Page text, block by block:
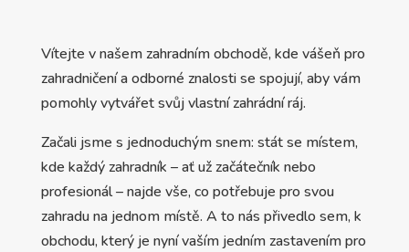
Vítejte v našem zahradním obchodě, kde vášeň pro
zahradničení a odborné znalosti se spojují, aby vám
pomohly vytvářet svůj vlastní zahrádní ráj.
Začali jsme s jednoduchým snem: stát se místem,
kde každý zahradník – ať už začátečník nebo
profesionál – najde vše, co potřebuje pro svou
zahradu na jednom místě. A to nás přivedlo sem, k
obchodu, který je nyní vaším jedním zastavením pro